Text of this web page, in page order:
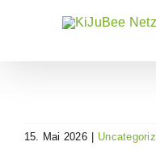
15. Mai 2026